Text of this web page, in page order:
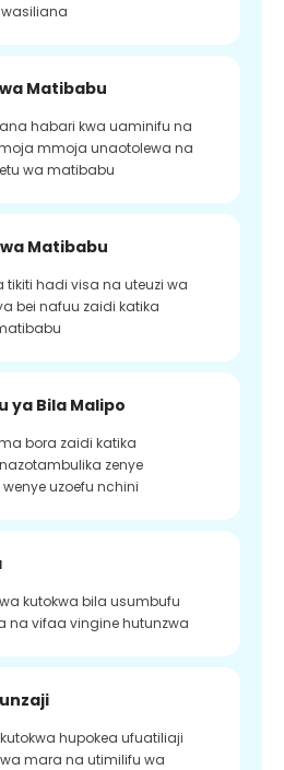
Matibabu
habari kwa uaminifu na
mmoja unaotolewa na
wa matibabu
Matibabu
tikiti hadi visa na uteuzi wa
bei nafuu zaidi katika
ya Bila Malipo
bora zaidi katika
zenye
uzoefu nchini
kutokwa bila usumbufu
na vifaa vingine hutunzwa
hupokea ufuatiliaji
mara na utimilifu wa